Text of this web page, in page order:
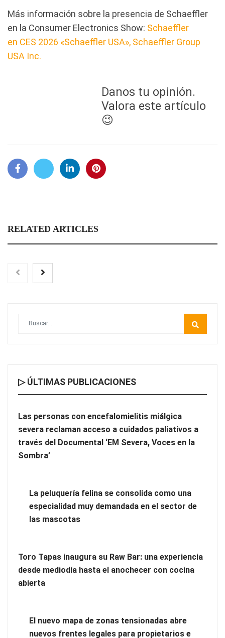
Más información sobre la presencia de Schaeffler
en la Consumer Electronics Show: Schaeffler
en CES 2026 «Schaeffler USA», Schaeffler Group
USA Inc.
Danos tu opinión.
Valora este artículo
😉
RELATED ARTICLES
Las personas con encefalomielitis miálgica severa reclaman
acceso a cuidados paliativos a través del Documental ‘EM
La peluquería felina se consolida como una especialidad muy
Toro Tapas inaugura su Raw Bar: una experiencia desde
mediodía hasta el anochecer con cocina abierta
▷ ÚLTIMAS PUBLICACIONES
Las personas con encefalomielitis miálgica
severa reclaman acceso a cuidados paliativos a
través del Documental ‘EM Severa, Voces en la
Sombra’
La peluquería felina se consolida como una
especialidad muy demandada en el sector de
las mascotas
Toro Tapas inaugura su Raw Bar: una experiencia
desde mediodía hasta el anochecer con cocina
abierta
El nuevo mapa de zonas tensionadas abre
nuevos frentes legales para propietarios e